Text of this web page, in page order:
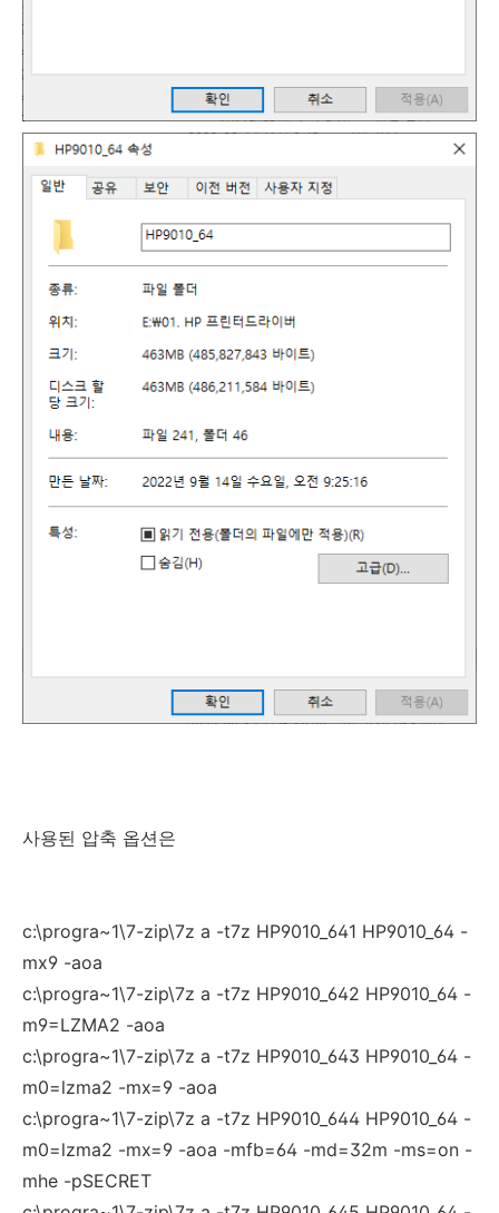
사용된 압축 옵션은
c:\progra~1\7-zip\7z a -t7z HP9010_641 HP9010_64 -
mx9 -aoa
c:\progra~1\7-zip\7z a -t7z HP9010_642 HP9010_64 -
m9=LZMA2 -aoa
c:\progra~1\7-zip\7z a -t7z HP9010_643 HP9010_64 -
m0=lzma2 -mx=9 -aoa
c:\progra~1\7-zip\7z a -t7z HP9010_644 HP9010_64 -
m0=lzma2 -mx=9 -aoa -mfb=64 -md=32m -ms=on -
mhe -pSECRET